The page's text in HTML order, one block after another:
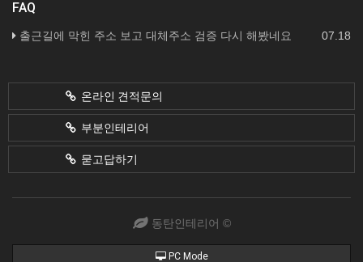
FAQ
07.18
출근길에 막힌 주소 보고 대체주소 검증 다시 해봤네요
온라인 견적문의
부분인테리어
묻고답하기
동탄인테리어 ©
PC Mode